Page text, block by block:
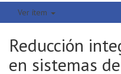
Ver ítem
Reducción
en sistemas